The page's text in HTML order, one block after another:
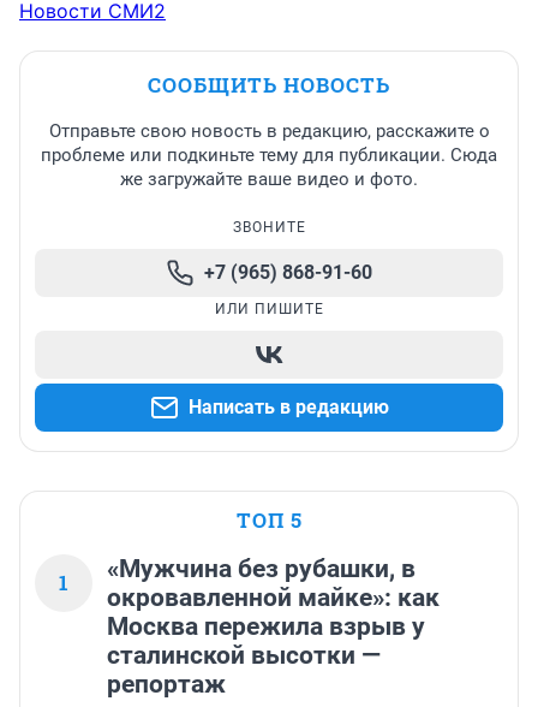
Новости СМИ2
СООБЩИТЬ НОВОСТЬ
Отправьте свою новость в редакцию, расскажите о
проблеме или подкиньте тему для публикации. Сюда
же загружайте ваше видео и фото.
ЗВОНИТЕ
+7 (965) 868-91-60
ИЛИ ПИШИТЕ
Написать в редакцию
ТОП 5
1
«Мужчина без рубашки, в
окровавленной майке»: как
Москва пережила взрыв у
сталинской высотки —
репортаж